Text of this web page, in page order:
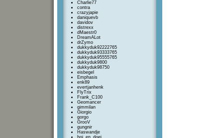
Charlie77
contra
crazyjapie
daniquevb
davidov
distrexx
dMaestr0
DreamALot
drZymo
dukkyduk92222765
dukkyduk93333765
dukkyduk95555765
dukkyduk9800
dukkyduk98750
eisbegel
Emphasis
enk89
evertjanhenk
FlyTrix
Frank_C100
Geomancer
gimmilan
Giorgio
gorgo
GrooV
gungnir
Haswandje
hoi_en_doei